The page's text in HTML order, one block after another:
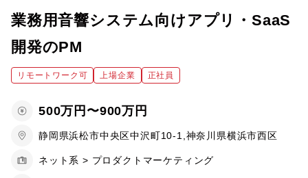
業務用音響システム向けアプリ・SaaS
開発のPM
リモートワーク可 上場企業 正社員
500万円〜900万円
静岡県浜松市中央区中沢町10-1,神奈川県横浜市西区
ネット系 > プロダクトマーケティング